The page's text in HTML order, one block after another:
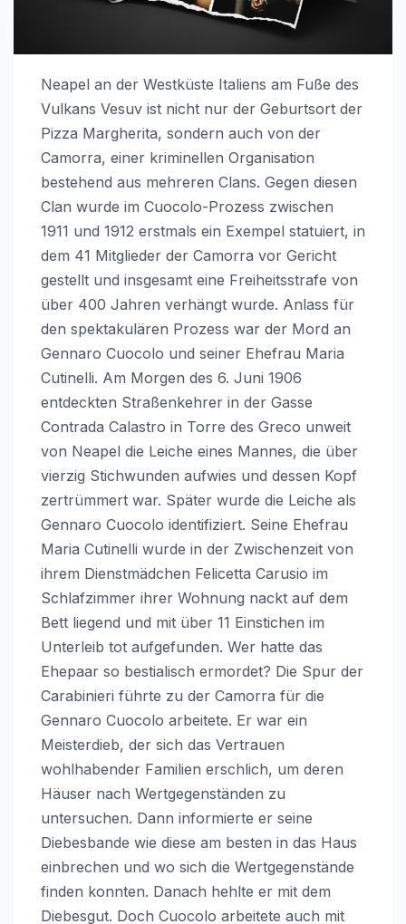
Neapel an der Westküste Italiens am Fuße des
Vulkans Vesuv ist nicht nur der Geburtsort der
Pizza Margherita, sondern auch von der
Camorra, einer kriminellen Organisation
bestehend aus mehreren Clans. Gegen diesen
Clan wurde im Cuocolo-Prozess zwischen
1911 und 1912 erstmals ein Exempel statuiert, in
dem 41 Mitglieder der Camorra vor Gericht
gestellt und insgesamt eine Freiheitsstrafe von
über 400 Jahren verhängt wurde. Anlass für
den spektakulären Prozess war der Mord an
Gennaro Cuocolo und seiner Ehefrau Maria
Cutinelli. Am Morgen des 6. Juni 1906
entdeckten Straßenkehrer in der Gasse
Contrada Calastro in Torre des Greco unweit
von Neapel die Leiche eines Mannes, die über
vierzig Stichwunden aufwies und dessen Kopf
zertrümmert war. Später wurde die Leiche als
Gennaro Cuocolo identifiziert. Seine Ehefrau
Maria Cutinelli wurde in der Zwischenzeit von
ihrem Dienstmädchen Felicetta Carusio im
Schlafzimmer ihrer Wohnung nackt auf dem
Bett liegend und mit über 11 Einstichen im
Unterleib tot aufgefunden. Wer hatte das
Ehepaar so bestialisch ermordet? Die Spur der
Carabinieri führte zu der Camorra für die
Gennaro Cuocolo arbeitete. Er war ein
Meisterdieb, der sich das Vertrauen
wohlhabender Familien erschlich, um deren
Häuser nach Wertgegenständen zu
untersuchen. Dann informierte er seine
Diebesbande wie diese am besten in das Haus
einbrechen und wo sich die Wertgegenstände
finden konnten. Danach hehlte er mit dem
Diebesgut. Doch Cuocolo arbeitete auch mit